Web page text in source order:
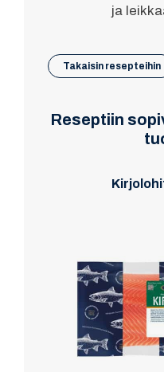
ja
Takaisin resepteihin
Reseptiin